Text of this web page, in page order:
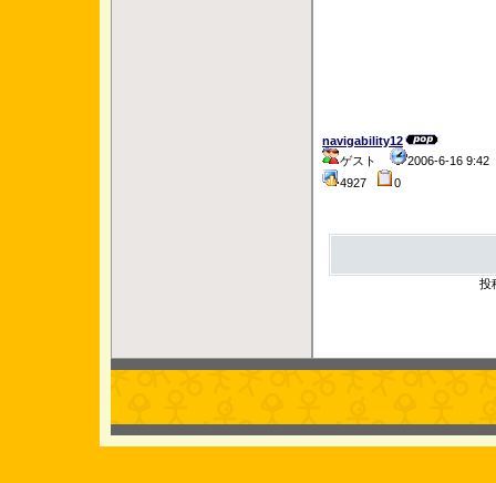
navigability12
ゲスト
2006-6-16
4927
0
投